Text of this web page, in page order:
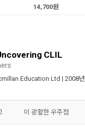
14,700원
CLIL
Education Ltd | 2008년
이 광활한 우주점